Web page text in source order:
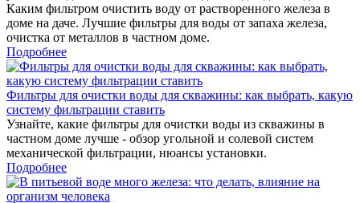
Каким фильтром очистить воду от растворенного железа в
доме на даче. Лучшие фильтры для воды от запаха железа,
очистка от металлов в частном доме.
Подробнее
Фильтры для очистки воды для скважины: как выбрать, какую
систему фильтрации ставить
Узнайте, какие фильтры для очистки воды из скважины в
частном доме лучше - обзор угольной и солевой систем
механической фильтрации, нюансы установки.
Подробнее